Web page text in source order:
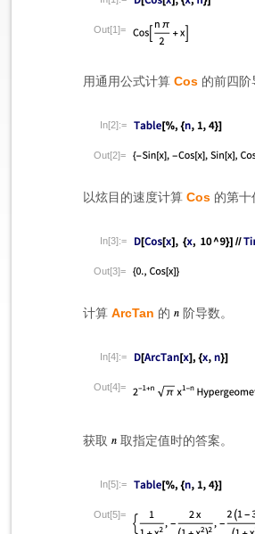
Out[1]=
用通用公式计算 Cos 的前四阶
In[2]:=
Out[2]=
以炫目的速度计算 Cos 的第十
In[3]:=
Out[3]=
计算 ArcTan 的 阶导数。
In[4]:=
Out[4]=
获取 取指定值时的答案。
In[5]:=
Out[5]=